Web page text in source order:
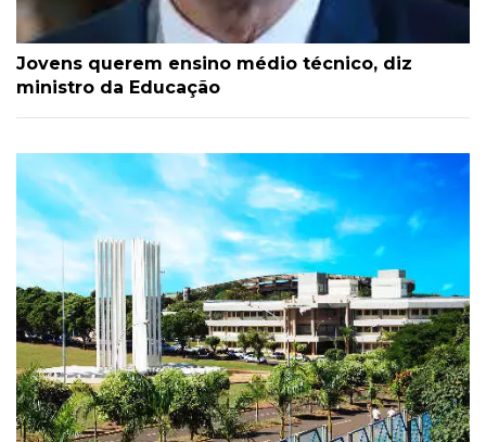
Jovens querem ensino médio técnico, diz
ministro da Educação